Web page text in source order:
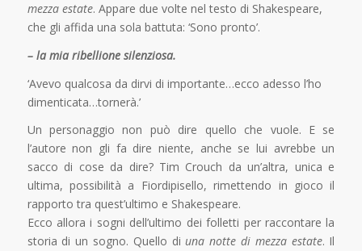
mezza estate. Appare due volte nel testo di Shakespeare,
che gli affida una sola battuta: ‘Sono pronto’.
– la mia ribellione silenziosa.
‘Avevo qualcosa da dirvi di importante…ecco adesso l’ho
dimenticata…tornerà.’
Un personaggio non può dire quello che vuole. E se
l’autore non gli fa dire niente, anche se lui avrebbe un
sacco di cose da dire? Tim Crouch da un’altra, unica e
ultima, possibilità a Fiordipisello, rimettendo in gioco il
rapporto tra quest’ultimo e Shakespeare.
Ecco allora i sogni dell’ultimo dei folletti per raccontare la
storia di un sogno. Quello diuna notte di mezza estate. Il